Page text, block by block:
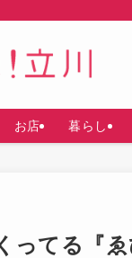
お店 暮らし
ってる『